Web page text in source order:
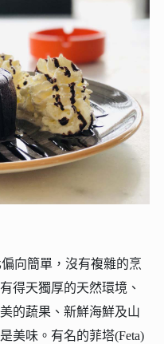
向簡單，沒有複雜的烹
得天獨厚的天然環境、
的蔬果、新鮮海鮮及山
美味。有名的菲塔(Feta)